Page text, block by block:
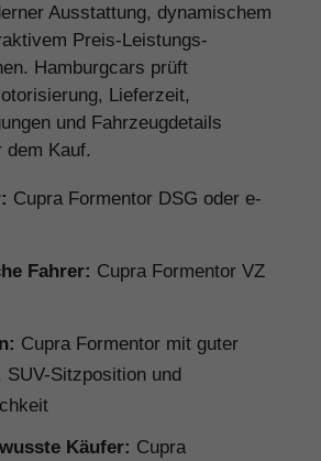
Ausstattung, dynamischem
Preis-Leistungs-
Hamburgcars prüft
Lieferzeit,
und Fahrzeugdetails
dem Kauf.
Cupra Formentor DSG oder e-
Fahrer: Cupra Formentor VZ
Cupra Formentor mit guter
SUV-Sitzposition und
Käufer: Cupra